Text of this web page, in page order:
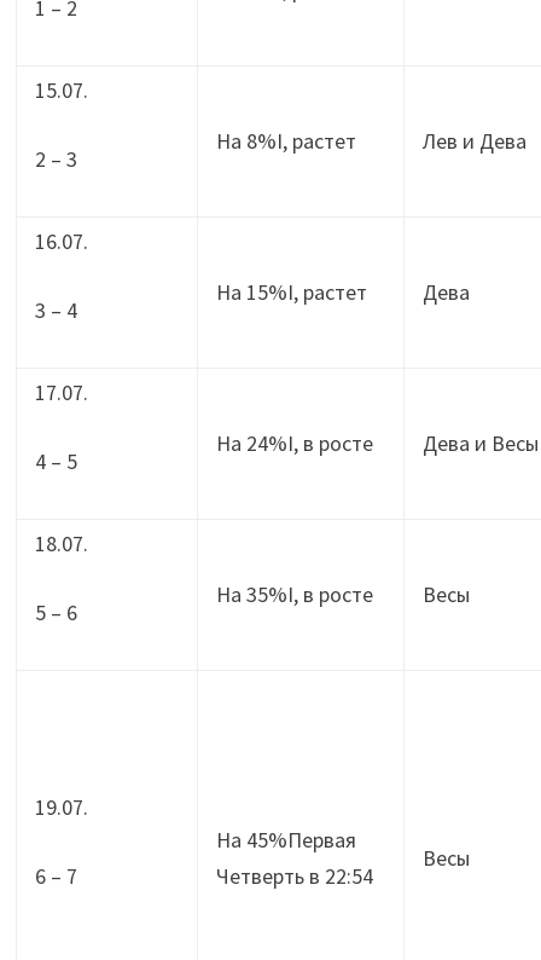
1 – 2
15.07.
2 – 3
На 8%I, растет Лев и Дева
16.07.
3 – 4
На 15%I, растет Дева
17.07.
4 – 5
На 24%I, в росте Дева и Весы
18.07.
5 – 6
На 35%I, в росте Весы
19.07.
6 – 7
На 45%Первая
Четверть в 22:54
Весы